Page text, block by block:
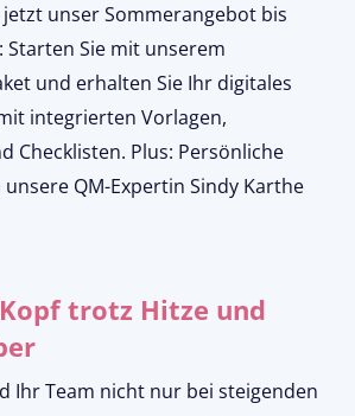
jetzt unser Sommerangebot bis
Starten Sie mit unserem
und erhalten Sie Ihr digitales
integrierten Vorlagen,
Checklisten. Plus: Persönliche
QM-Expertin Sindy Karthe
trotz Hitze und
Ihr Team nicht nur bei steigenden